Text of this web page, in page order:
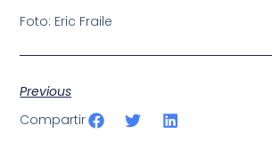
Foto: Eric Fraile
Previous
Compartir